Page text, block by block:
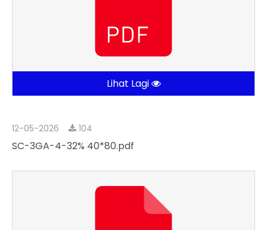
Lihat Lagi
12-05-2026 104
SC-3GA-4-32% 40*80.pdf